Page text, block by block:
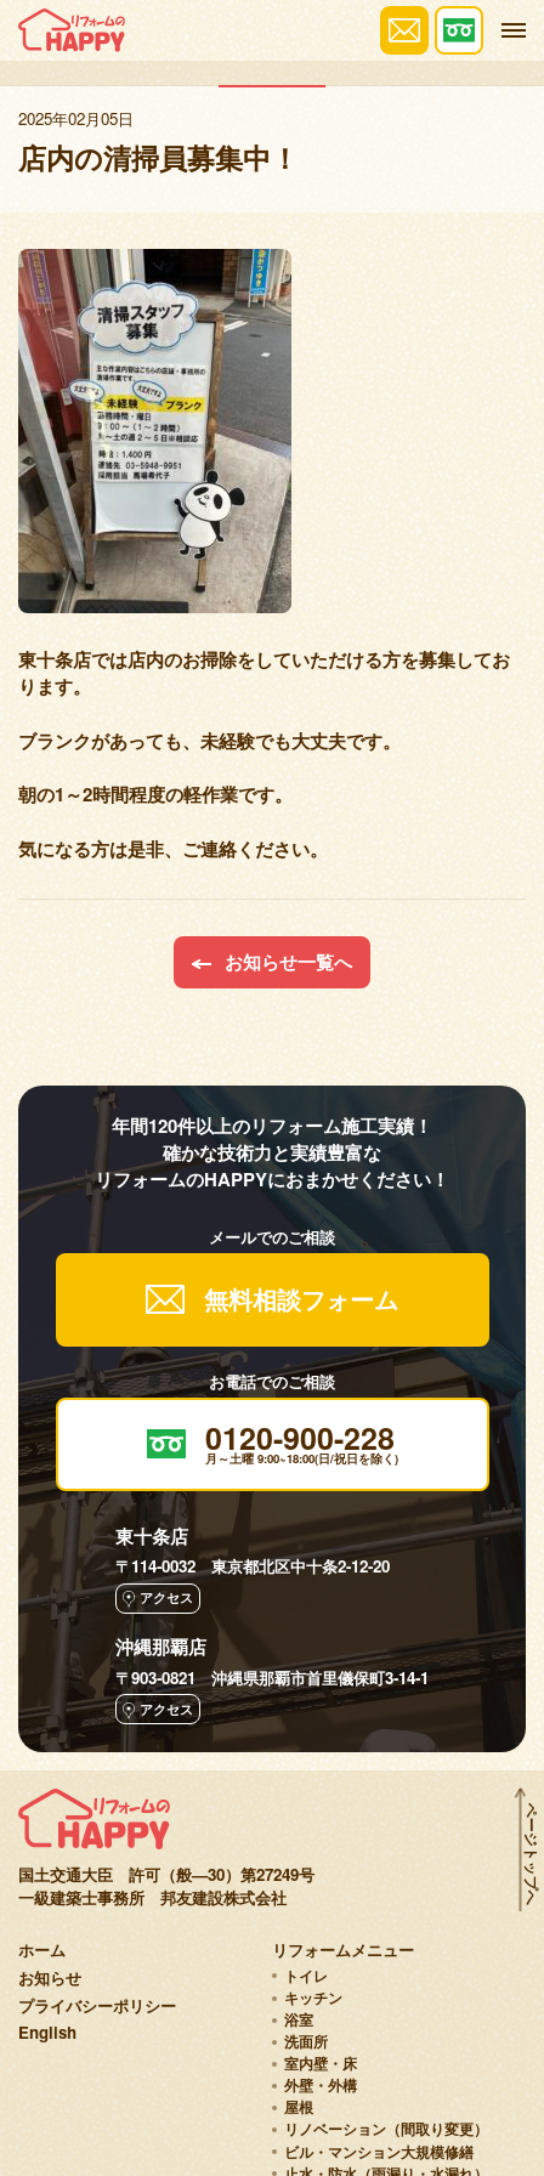
お知らせ
2025年02月05日
店内の清掃員募集中！
東十条店では店内のお掃除をしていただける方を募集してお
ります。
ブランクがあっても、未経験でも大丈夫です。
朝の1～2時間程度の軽作業です。
気になる方は是非、ご連絡ください。
お知らせ一覧へ
年間120件以上のリフォーム施工実績！
確かな技術力と実績豊富な
リフォームのHAPPYにおまかせください！
メールでのご相談
無料相談フォーム
お電話でのご相談
0120-900-228
月～土曜 9:00~18:00(日/祝日を除く)
東十条店
〒114-0032 東京都北区中十条2-12-20
アクセス
沖縄那覇店
〒903-0821 沖縄県那覇市首里儀保町3-14-1
アクセス
国土交通大臣 許可（般—30）第27249号
一級建築士事務所 邦友建設株式会社
ホーム
お知らせ
プライバシーポリシー
English
リフォームメニュー
トイレ
キッチン
浴室
洗面所
室内壁・床
外壁・外構
屋根
リノベーション（間取り変更）
ビル・マンション大規模修繕
ページトップへ